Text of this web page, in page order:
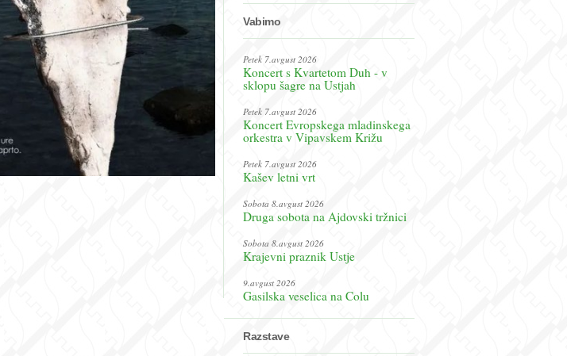
Vabimo
Petek 7.avgust 2026
Koncert s Kvartetom Duh - v
sklopu šagre na Ustjah
Petek 7.avgust 2026
Koncert Evropskega mladinskega
orkestra v Vipavskem Križu
Petek 7.avgust 2026
Kašev letni vrt
Sobota 8.avgust 2026
Druga sobota na Ajdovski tržnici
Sobota 8.avgust 2026
Krajevni praznik Ustje
9.avgust 2026
Gasilska veselica na Colu
Razstave